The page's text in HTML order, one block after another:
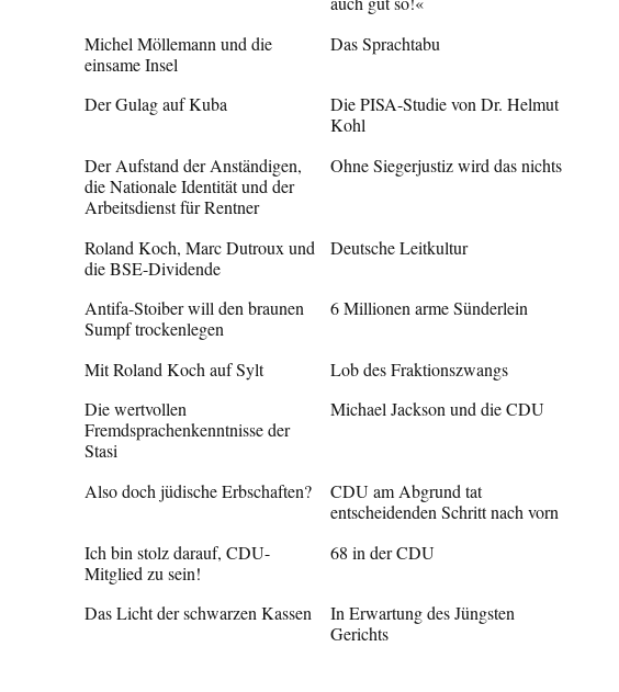
Michel Möllemann und die
einsame Insel
Das Sprachtabu
Der Gulag auf Kuba
Die PISA-Studie von Dr. Helmut
Kohl
Der Aufstand der Anständigen,
die Nationale Identität und der
Arbeitsdienst für Rentner
Ohne Siegerjustiz wird das nichts
Roland Koch, Marc Dutroux und
die BSE-Dividende
Deutsche Leitkultur
Antifa-Stoiber will den braunen
Sumpf trockenlegen
6 Millionen arme Sünderlein
Mit Roland Koch auf Sylt
Lob des Fraktionszwangs
Die wertvollen
Fremdsprachenkenntnisse der
Stasi
Michael Jackson und die CDU
Also doch jüdische Erbschaften?
CDU am Abgrund tat
entscheidenden Schritt nach vorn
Ich bin stolz darauf, CDU-
Mitglied zu sein!
68 in der CDU
Das Licht der schwarzen Kassen
In Erwartung des Jüngsten
Gerichts